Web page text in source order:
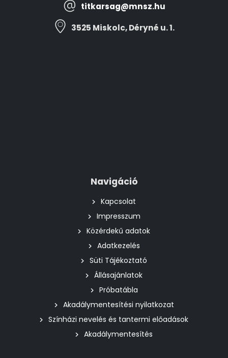
titkarsag@mnsz.hu
3525 Miskolc, Déryné u. 1.
Navigáció
Kapcsolat
Impresszum
Közérdekű adatok
Adatkezelés
Süti Tájékoztató
Állásajánlatok
Próbatábla
Akadálymentesítési nyilatkozat
Színházi nevelés és tantermi előadások
Akadálymentesítés